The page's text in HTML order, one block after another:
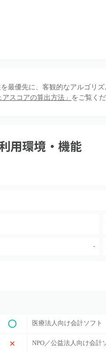
最優先に、客観的なアルゴリ
アスコアの算出方法」 をご覧くだ
用環境・機能
-
医療法人向け会計ソフト
NPO／公益法人向け会計